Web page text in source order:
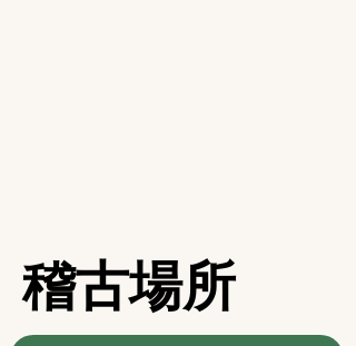
稽古場所